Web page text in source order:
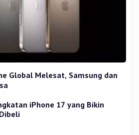
Global Melesat, Samsung dan
iPhone 17 yang Bikin